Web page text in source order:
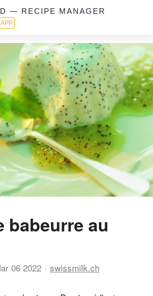
— RECIPE MANAGER
babeurre au
06 2022 swissmilk.ch